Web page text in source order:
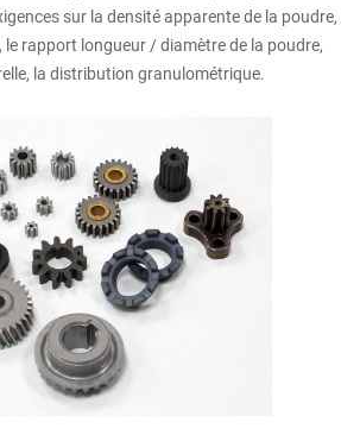
sur la densité apparente de la poudre,
le rapport longueur / diamètre de la poudre,
la distribution granulométrique.